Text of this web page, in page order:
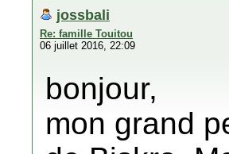
jossbali
Re: famille Touitou
06 juillet 2016, 22:09
bonjour,
mon grand